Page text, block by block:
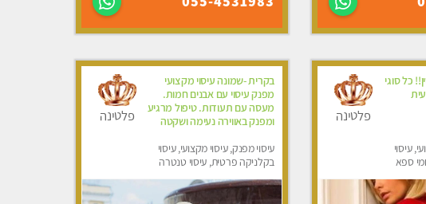
כל סוגי
עיסוי
ספא
פלטינה
בקרית -שמונה עיסוי מקצועי
מפנק עיסוי עם אבנים חמות.
מעסה עם תעודות. טיפול מרגיע
ומפנק באווירה נעימה ושקטה
עיסוי מפנק, עיסוי מקצועי, עיסוי
בקלניקה פרטית, עיסוי טנטרה
פלטינה